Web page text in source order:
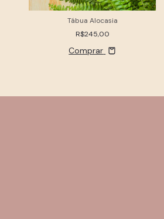
Tábua Alocasia
R$245,00
Comprar